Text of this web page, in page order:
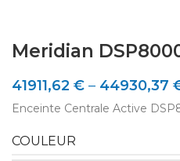
Meridian
41911,62 € – 44930,37
Enceinte Centrale Active
COULEUR